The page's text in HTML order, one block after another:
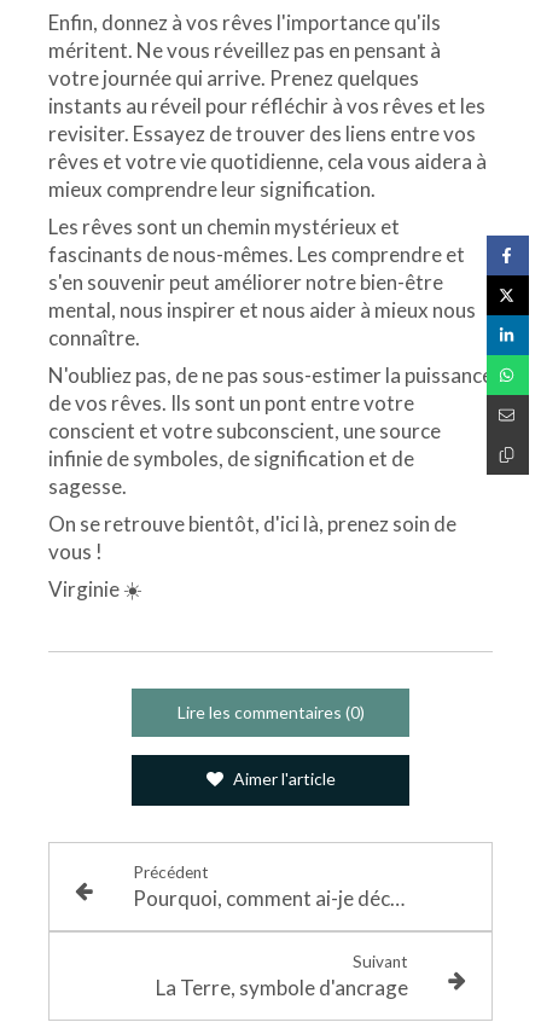
Enfin, donnez à vos rêves l'importance qu'ils
méritent. Ne vous réveillez pas en pensant à
votre journée qui arrive. Prenez quelques
instants au réveil pour réfléchir à vos rêves et les
revisiter. Essayez de trouver des liens entre vos
rêves et votre vie quotidienne, cela vous aidera à
mieux comprendre leur signification.
Les rêves sont un chemin mystérieux et
fascinants de nous-mêmes. Les comprendre et
s'en souvenir peut améliorer notre bien-être
mental, nous inspirer et nous aider à mieux nous
connaître.
N'oubliez pas, de ne pas sous-estimer la puissance
de vos rêves. Ils sont un pont entre votre
conscient et votre subconscient, une source
infinie de symboles, de signification et de
sagesse.
On se retrouve bientôt, d'ici là, prenez soin de
vous !
Virginie ☀️
Lire les commentaires (0)
Aimer l'article
Précédent
Pourquoi, comment ai-je découvert le rêve éveillé libre et qu’est-ce que ça m’a apporté
Suivant
La Terre, symbole d'ancrage